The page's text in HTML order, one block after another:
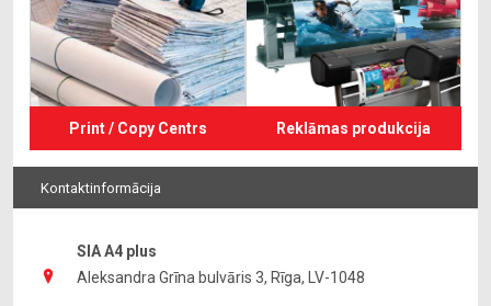
Print / Copy Centrs Reklāmas produkcija
Kontaktinformācija
SIA A4 plus
Aleksandra Grīna bulvāris 3, Rīga, LV-1048